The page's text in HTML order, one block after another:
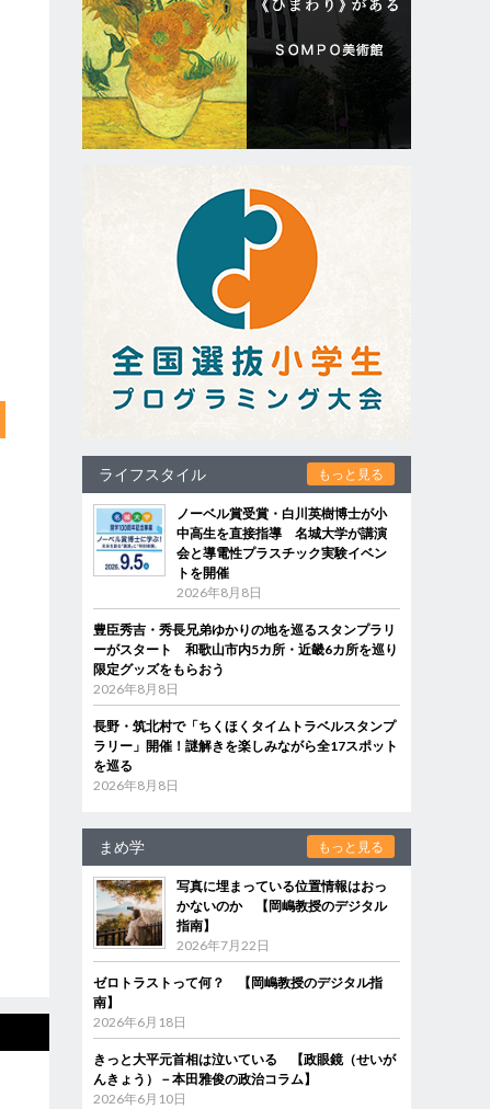
ライフスタイル もっと見る
ノーベル賞受賞・白川英樹博士が小
中高生を直接指導 名城大学が講演
会と導電性プラスチック実験イベン
トを開催
2026年8月8日
豊臣秀吉・秀長兄弟ゆかりの地を巡るスタンプラリ
ーがスタート 和歌山市内5カ所・近畿6カ所を巡り
限定グッズをもらおう
2026年8月8日
長野・筑北村で「ちくほくタイムトラベルスタンプ
ラリー」開催！謎解きを楽しみながら全17スポット
を巡る
2026年8月8日
まめ学 もっと見る
写真に埋まっている位置情報はおっ
かないのか 【岡嶋教授のデジタル
指南】
2026年7月22日
ゼロトラストって何？ 【岡嶋教授のデジタル指
南】
2026年6月18日
きっと大平元首相は泣いている 【政眼鏡（せいが
んきょう）－本田雅俊の政治コラム】
2026年6月10日